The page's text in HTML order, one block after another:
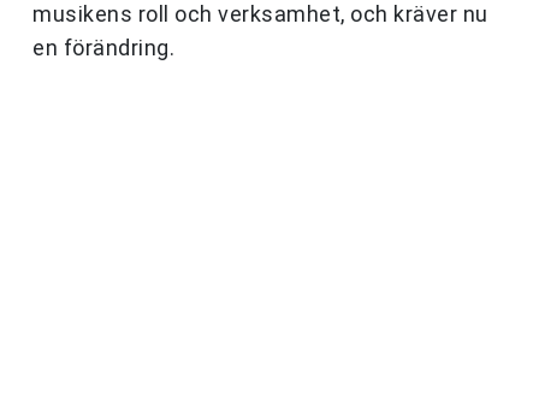
musikens roll och verksamhet, och kräver nu
en förändring.